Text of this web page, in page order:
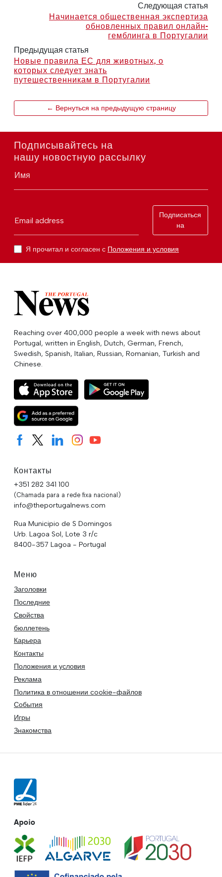
Следующая статья
Начинается общественная экспертиза
обновленных правил онлайн-
гемблинга в Португалии
Предыдущая статья
Новые правила ЕС для животных, о
которых следует знать
путешественникам в Португалии
← Вернуться на предыдущую страницу
Подписывайтесь на
нашу новостную рассылку
Имя
Email address
Подписаться
на
Я прочитал и согласен с Положения и условия
Reaching over 400,000 people a week with news about
Portugal, written in English, Dutch, German, French,
Swedish, Spanish, Italian, Russian, Romanian, Turkish and
Chinese.
Контакты
+351 282 341 100
(Chamada para a rede fixa nacional)
info@theportugalnews.com
Rua Municipio de S Domingos
Urb. Lagoa Sol, Lote 3 r/c
8400-357 Lagoa - Portugal
Меню
Заголовки
Последние
Свойства
бюллетень
Карьера
Контакты
Положения и условия
Реклама
Политика в отношении cookie-файлов
События
Игры
Знакомства
Apoio